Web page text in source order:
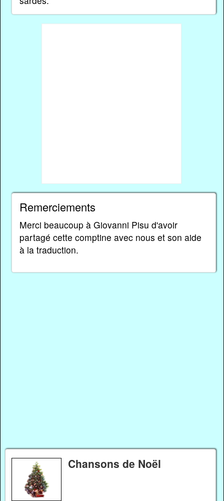
Remerciements
Merci beaucoup à Giovanni Pisu d'avoir
partagé cette comptine avec nous et son aide
à la traduction.
Chansons de Noël